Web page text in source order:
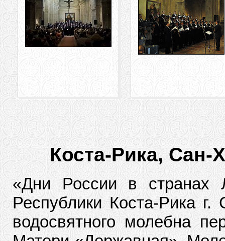
Коста-Рика, Сан-
«Дни России в странах
Республики Коста-Рика
водосвятного молебна